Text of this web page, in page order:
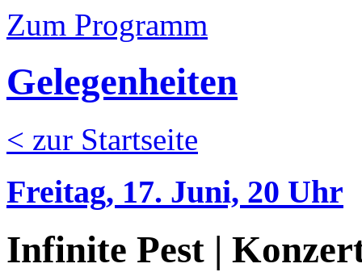
Zum Programm
Gelegenheiten
< zur Startseite
Freitag, 17. Juni, 20 Uhr
Infinite Pest |